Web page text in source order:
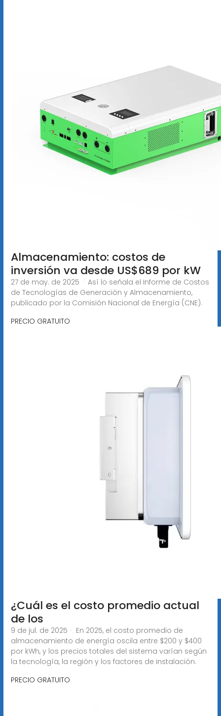
Almacenamiento: costos de
inversión va desde US$689 por kW
27 de may. de 2025 · Así lo señala el Informe de Costos
de Tecnologías de Generación y Almacenamiento,
publicado por la Comisión Nacional de Energía (CNE).
PRECIO GRATUITO
¿Cuál es el costo promedio actual
de los
9 de jul. de 2025 · En 2025, el costo promedio de
almacenamiento de energía oscila entre $200 y $400
por kWh, y los precios totales del sistema varían según
la tecnología, la región y los factores de instalación.
PRECIO GRATUITO